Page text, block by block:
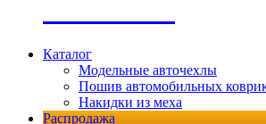
Каталог
Модельные авточехлы
Пошив автомобильных
Накидки из меха
Распродажа